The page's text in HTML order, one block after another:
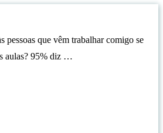
pessoas que vêm trabalhar comigo se
aulas? 95% diz …